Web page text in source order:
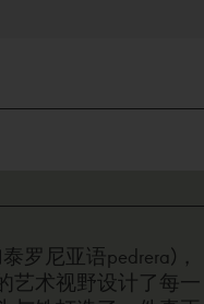
罗尼亚语pedrera)，
艺术视野设计了每一